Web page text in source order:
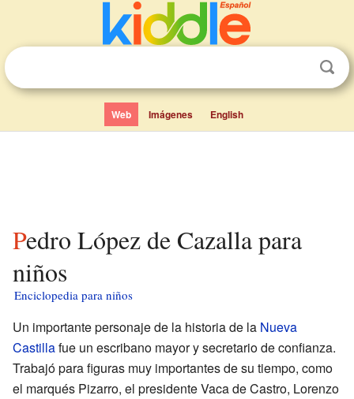
Web Imágenes English
Pedro López de Cazalla para
niños
Enciclopedia para niños
Un importante personaje de la historia de la Nueva
Castillafue un escribano mayor y secretario de confianza.
Trabajó para figuras muy importantes de su tiempo, como
el marqués Pizarro, el presidente Vaca de Castro, Lorenzo